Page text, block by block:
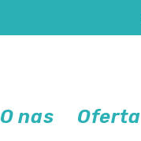
O nas Oferta